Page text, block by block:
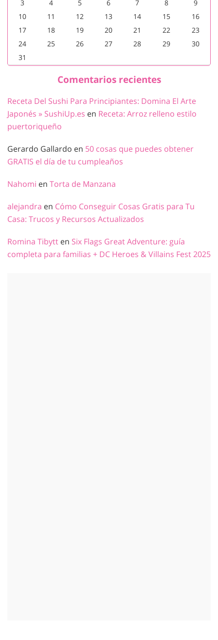
3
4 5 6 7 8
9
10
11 12 13 14 15
16
17
18 19 20 21 22
23
24
25 26 27 28 29
30
31
Comentarios recientes
Receta Del Sushi Para Principiantes: Domina El Arte
Japonés » SushiUp.es en Receta: Arroz relleno estilo
puertoriqueño
Gerardo Gallardo en 50 cosas que puedes obtener
GRATIS el día de tu cumpleaños
Nahomi en Torta de Manzana
alejandra en Cómo Conseguir Cosas Gratis para Tu
Casa: Trucos y Recursos Actualizados
Romina Tibytt en Six Flags Great Adventure: guía
completa para familias + DC Heroes & Villains Fest 2025